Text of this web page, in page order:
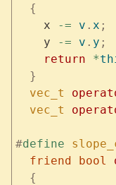
  {
    x
-= v . x ;
    y
-= v . y ;
    return
*
  }
  vec_t
  vec_t
#define
  friend bool
  {